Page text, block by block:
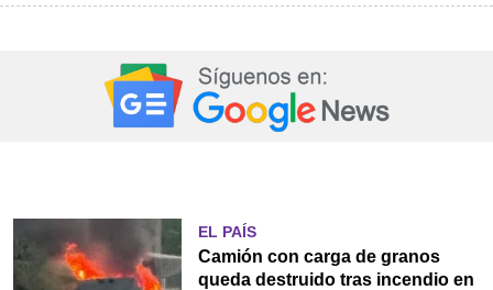
EL PAÍS
Camión con carga de granos
queda destruido tras incendio en